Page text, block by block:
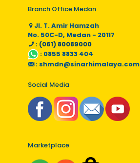
Branch Office Medan
Jl. T. Amir Hamzah
No. 50C-D, Medan - 20117
: (061) 80089000
: 0855 8833 404
: shmdn@sinarhimalaya.com
Social Media
Marketplace